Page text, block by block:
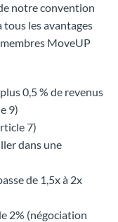
notre convention
les avantages
MoveUP
0,5 % de revenus
9)
7)
dans une
de 1,5x à 2x
2% (négociation